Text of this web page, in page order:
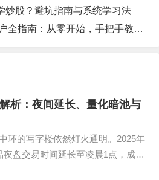
"。三个月后回看这些记录，
人是冲动。
绝佳教学案例：当某医疗AI
这种极端波动揭示出核心法
单只个股仓位不超过20%，
。技术派新手建议从50日均线
练手，价值派则要深研波特
炒股？避坑指南与系统学习法
南：从零开始，手把手教你避开三大坑
析：夜间延长、量化暗池与
环的写字楼依然灯火通明。2025年
盘交易时间延长至凌晨1点，成为